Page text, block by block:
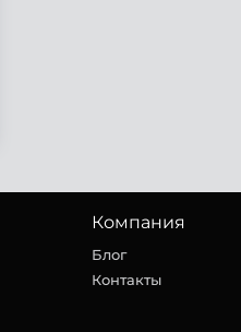
Компания
Блог
Контакты